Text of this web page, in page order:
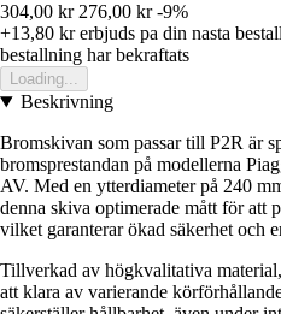
304,00 kr 276,00 kr -9%
+13,80 krerbjuds pa din nasta
bestallning har bekraftats
Loading...
Beskrivning
Bromskivan som passar till P2R är
bromsprestandan på modellerna
AV. Med en ytterdiameter på 240
denna skiva optimerade mått för att
vilket garanterar ökad säkerhet och
Tillverkad av högkvalitativa
att klara av varierande